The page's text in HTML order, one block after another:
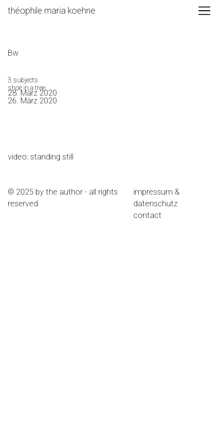
Skip
théophile maria koehne
Bw
3 subjects
28. März 2020
shoe in a tree
26. März 2020
video: standing still
© 2025 by the author - all rights
reserved
impressum &
datenschutz
contact